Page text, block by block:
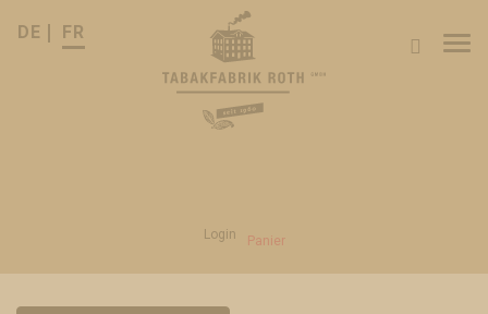
DE FR
Login Panier